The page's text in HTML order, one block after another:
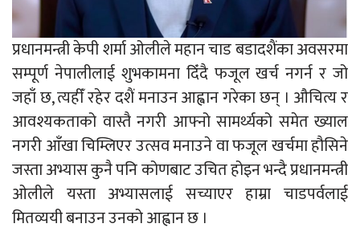
प्रधानमन्त्री केपी शर्मा ओलीले महान चाड बडादशैंका अवसरमा
सम्पूर्ण नेपालीलाई शुभकामना दिँदै फजूल खर्च नगर्न र जो
जहाँ छ, त्यहीँ रहेर दशैं मनाउन आह्वान गरेका छन् । औचित्य र
आवश्यकताको वास्तै नगरी आफ्नो सामर्थ्यको समेत ख्याल
नगरी आँखा चिम्लिएर उत्सव मनाउने वा फजूल खर्चमा हौसिने
जस्ता अभ्यास कुनै पनि कोणबाट उचित होइन भन्दै प्रधानमन्त्री
ओलीले यस्ता अभ्यासलाई सच्याएर हाम्रा चाडपर्वलाई
मितव्ययी बनाउन उनको आह्वान छ ।